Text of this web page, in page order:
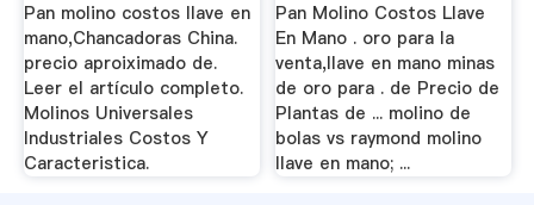
Pan molino costos llave en
mano,Chancadoras China.
precio aproiximado de.
Leer el artículo completo.
Molinos Universales
Industriales Costos Y
Caracteristica.
Pan Molino Costos Llave
En Mano . oro para la
venta,llave en mano minas
de oro para . de Precio de
Plantas de ... molino de
bolas vs raymond molino
llave en mano; ...